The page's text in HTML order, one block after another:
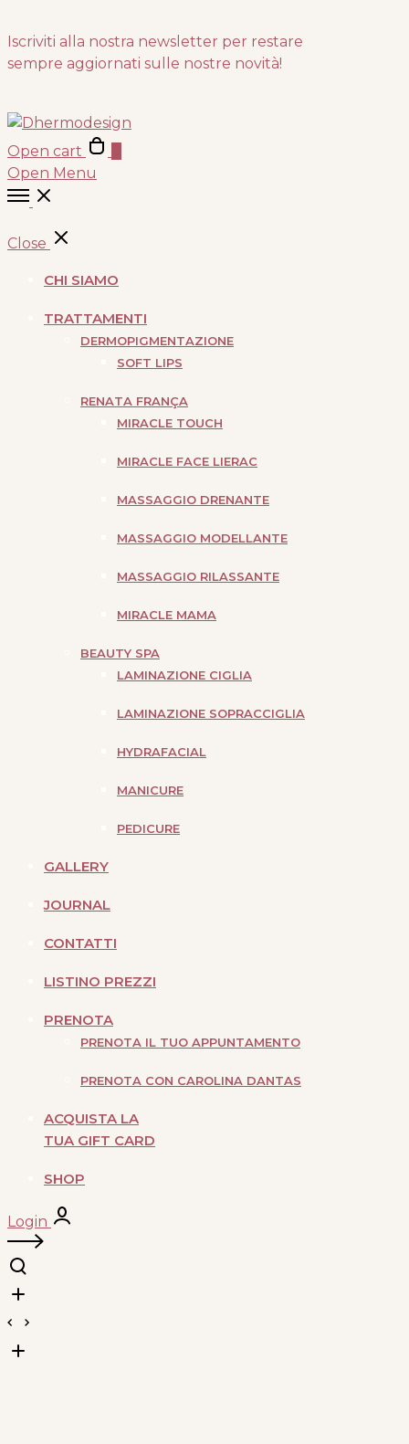
Iscriviti alla nostra newsletter per restare
sempre aggiornati sulle nostre novità!
Open cart
Open Menu
Close
CHI SIAMO
TRATTAMENTI
DERMOPIGMENTAZIONE
SOFT LIPS
RENATA FRANÇA
MIRACLE TOUCH
MIRACLE FACE LIERAC
MASSAGGIO DRENANTE
MASSAGGIO MODELLANTE
MASSAGGIO RILASSANTE
MIRACLE MAMA
BEAUTY SPA
LAMINAZIONE CIGLIA
LAMINAZIONE SOPRACCIGLIA
HYDRAFACIAL
MANICURE
PEDICURE
GALLERY
JOURNAL
CONTATTI
LISTINO PREZZI
PRENOTA
PRENOTA IL TUO APPUNTAMENTO
PRENOTA CON CAROLINA DANTAS
ACQUISTA LA
TUA GIFT CARD
SHOP
Login